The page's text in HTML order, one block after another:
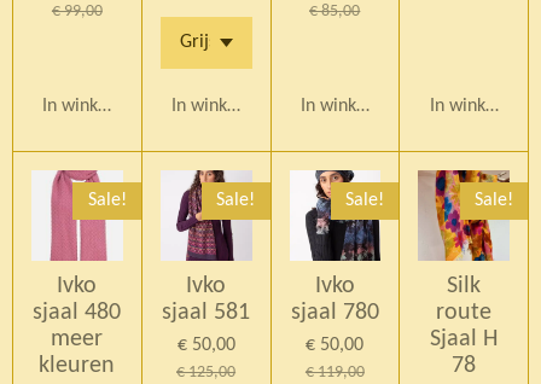
€ 99,00
In winkelwagen In winkelwagen
€ 85,00
In winkelwagen In
Sale!
Ivko
sjaal 480
meer
kleuren
Sale!
Ivko
sjaal 581
€ 50,00
€ 125,00
Sale!
Ivko
sjaal 780
€ 50,00
€ 119,00
Sale!
Silk
route
Sjaal H
78